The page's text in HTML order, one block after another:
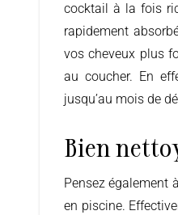
cocktail à la fois
rapidement
vos cheveux plus
au coucher. En
jusqu’au mois de
Bien
Pensez également à bien nettoyer votre peau après chaque baignade en mer ou
en piscine.